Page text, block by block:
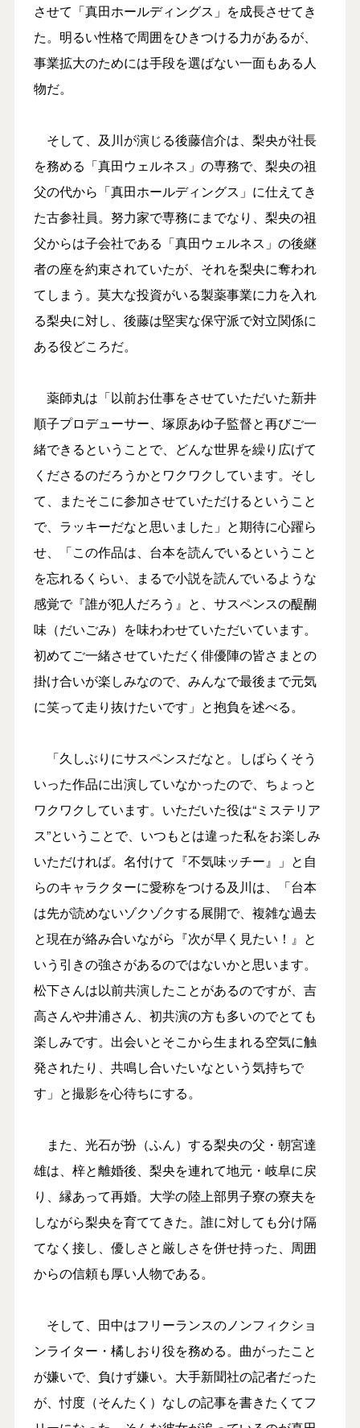
させて「真田ホールディングス」を成長させてき
た。明るい性格で周囲をひきつける力があるが、
事業拡大のためには手段を選ばない一面もある人
物だ。
そして、及川が演じる後藤信介は、梨央が社長
を務める「真田ウェルネス」の専務で、梨央の祖
父の代から「真田ホールディングス」に仕えてき
た古参社員。努力家で専務にまでなり、梨央の祖
父からは子会社である「真田ウェルネス」の後継
者の座を約束されていたが、それを梨央に奪われ
てしまう。莫大な投資がいる製薬事業に力を入れ
る梨央に対し、後藤は堅実な保守派で対立関係に
ある役どころだ。
薬師丸は「以前お仕事をさせていただいた新井
順子プロデューサー、塚原あゆ子監督と再びご一
緒できるということで、どんな世界を繰り広げて
くださるのだろうかとワクワクしています。そし
て、またそこに参加させていただけるということ
で、ラッキーだなと思いました」と期待に心躍ら
せ、「この作品は、台本を読んでいるということ
を忘れるくらい、まるで小説を読んでいるような
感覚で『誰が犯人だろう』と、サスペンスの醍醐
味（だいごみ）を味わわせていただいています。
初めてご一緒させていただく俳優陣の皆さまとの
掛け合いが楽しみなので、みんなで最後まで元気
に笑って走り抜けたいです」と抱負を述べる。
「久しぶりにサスペンスだなと。しばらくそう
いった作品に出演していなかったので、ちょっと
ワクワクしています。いただいた役は“ミステリア
ス”ということで、いつもとは違った私をお楽しみ
いただければ。名付けて『不気味ッチー』」と自
らのキャラクターに愛称をつける及川は、「台本
は先が読めないゾクゾクする展開で、複雑な過去
と現在が絡み合いながら『次が早く見たい！』と
いう引きの強さがあるのではないかと思います。
松下さんは以前共演したことがあるのですが、吉
高さんや井浦さん、初共演の方も多いのでとても
楽しみです。出会いとそこから生まれる空気に触
発されたり、共鳴し合いたいなという気持ちで
す」と撮影を心待ちにする。
また、光石が扮（ふん）する梨央の父・朝宮達
雄は、梓と離婚後、梨央を連れて地元・岐阜に戻
り、縁あって再婚。大学の陸上部男子寮の寮夫を
しながら梨央を育ててきた。誰に対しても分け隔
てなく接し、優しさと厳しさを併せ持った、周囲
からの信頼も厚い人物である。
そして、田中はフリーランスのノンフィクショ
ンライター・橘しおり役を務める。曲がったこと
が嫌いで、負けず嫌い。大手新聞社の記者だった
が、忖度（そんたく）なしの記事を書きたくてフ